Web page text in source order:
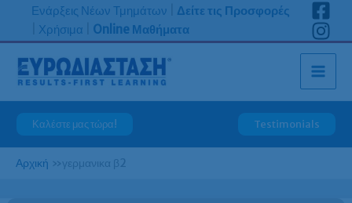
Μετάβαση
περιεχόμενο
Ενάρξεις Νέων Τμημάτων
Δείτε τις Προσφορές
Χρήσιμα Online Μαθήματα
Καλέστε μας τώρα! Testimonials
Αρχική »γερμανικα β2